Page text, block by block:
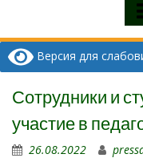
Версия для
Сотрудники и
участие в
26.08.2022